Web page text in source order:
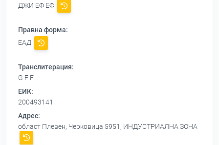
ДЖИ ЕФ ЕФ
Правна форма:
ЕАД
Транслитерация:
G F F
ЕИК:
200493141
Адрес:
област Плевен, Черковица 5951, ИНДУСТРИАЛНА ЗОНА